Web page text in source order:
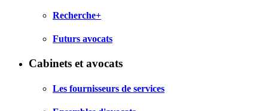
Recherche+
Futurs avocats
Cabinets et avocats
Les fournisseurs de services